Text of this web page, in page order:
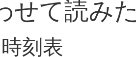
せて読み
刻表